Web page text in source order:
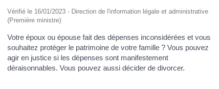
Vérifié le 16/01/2023 - Direction de l'information légale et administrative
(Première ministre)
Votre époux ou épouse fait des dépenses inconsidérées et vous
souhaitez protéger le patrimoine de votre famille ? Vous pouvez
agir en justice si les dépenses sont manifestement
déraisonnables. Vous pouvez aussi décider de divorcer.